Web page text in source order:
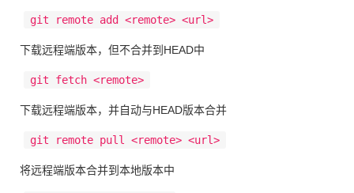
git remote add <remote> <url>
下载远程端版本，但不合并到HEAD中
git fetch <remote>
下载远程端版本，并自动与HEAD版本合并
git remote pull <remote> <url>
将远程端版本合并到本地版本中